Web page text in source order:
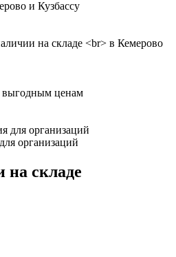
организаций
на складе